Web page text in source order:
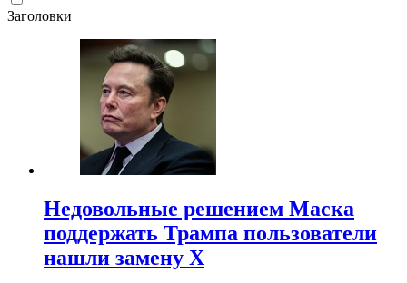
Заголовки
Недовольные решением Маска
поддержать Трампа пользователи
нашли замену X